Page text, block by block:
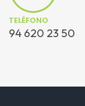
TELÉFONO
94 620 23 50